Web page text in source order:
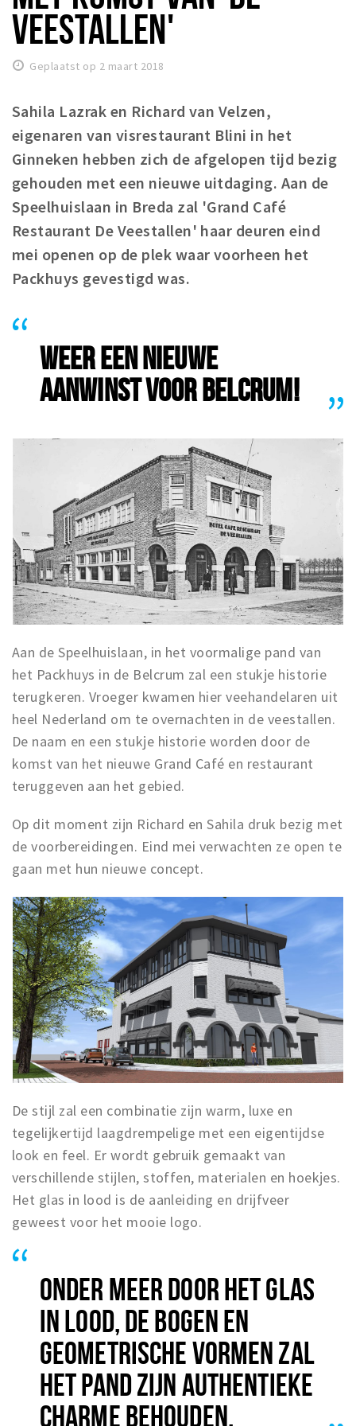
Woonruimte
Inschrijven gemeente
Zorgverzekering
Q&A
KORTING
Breda Student Shop
Draai aan het rad!
VRIJE TIJD
Sport
Agenda
Bezienswaardigheden
Musea, theaters & podia
Uitjes & activiteiten
Natuurgebieden
Drinken
Slapen
Recreatief
Winkels
Winkelgebieden
Deals
Parkeren
Inloggen
VEESTALLEN'
Geplaatst op 2 maart 2018
Sahila Lazrak en Richard van Velzen,
eigenaren van visrestaurant Blini in het
Ginneken hebben zich de afgelopen tijd bezig
gehouden met een nieuwe uitdaging. Aan de
Speelhuislaan in Breda zal 'Grand Café
Restaurant De Veestallen' haar deuren eind
mei openen op de plek waar voorheen het
Packhuys gevestigd was.
WEER EEN NIEUWE
AANWINST VOOR BELCRUM!
Aan de Speelhuislaan, in het voormalige pand van
het Packhuys in de Belcrum zal een stukje historie
terugkeren. Vroeger kwamen hier veehandelaren uit
heel Nederland om te overnachten in de veestallen.
De naam en een stukje historie worden door de
komst van het nieuwe Grand Café en restaurant
teruggeven aan het gebied.
Op dit moment zijn Richard en Sahila druk bezig met
de voorbereidingen. Eind mei verwachten ze open te
gaan met hun nieuwe concept.
De stijl zal een combinatie zijn warm, luxe en
tegelijkertijd laagdrempelige met een eigentijdse
look en feel. Er wordt gebruik gemaakt van
verschillende stijlen, stoffen, materialen en hoekjes.
Het glas in lood is de aanleiding en drijfveer
geweest voor het mooie logo.
ONDER MEER DOOR HET GLAS
IN LOOD, DE BOGEN EN
GEOMETRISCHE VORMEN ZAL
HET PAND ZIJN AUTHENTIEKE
CHARME BEHOUDEN.